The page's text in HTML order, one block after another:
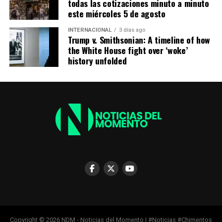
todas las cotizaciones minuto a minuto
este miércoles 5 de agosto
INTERNACIONAL 3 días ago
Trump v. Smithsonian: A timeline of how
the White House fight over ‘woke’
history unfolded
Copyright © 2026 NDM - Noticias del Momento | #Noticias #Chimentos